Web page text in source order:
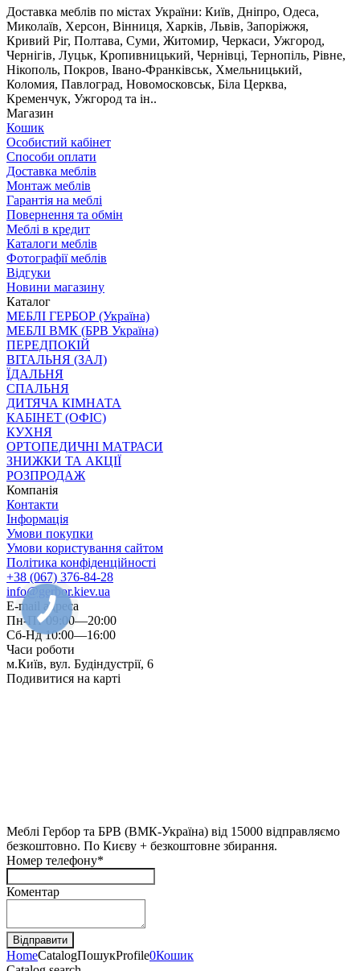
Доставка меблів по містах України: Київ, Дніпро, Одеса,
Миколаїв, Херсон, Вінниця, Харків, Львів, Запоріжжя,
Кривий Ріг, Полтава, Суми, Житомир, Черкаси, Ужгород,
Чернігів, Луцьк, Кропивницький, Чернівці, Тернопіль, Рівне,
Нікополь, Покров, Івано-Франківськ, Хмельницький,
Коломия, Павлоград, Новомосковськ, Біла Церква,
Кременчук, Ужгород та ін..
Магазин
Кошик
Особистий кабінет
Способи оплати
Доставка меблів
Монтаж меблів
Гарантія на меблі
Повернення та обмін
Меблі в кредит
Каталоги меблів
Фотографії меблів
Відгуки
Новини магазину
Каталог
МЕБЛІ ГЕРБОР (Україна)
МЕБЛІ ВМК (БРВ Україна)
ПЕРЕДПОКІЙ
ВІТАЛЬНЯ (ЗАЛ)
ЇДАЛЬНЯ
СПАЛЬНЯ
ДИТЯЧА КІМНАТА
КАБІНЕТ (ОФІС)
КУХНЯ
ОРТОПЕДИЧНІ МАТРАСИ
ЗНИЖКИ ТА АКЦІЇ
РОЗПРОДАЖ
Компанія
Контакти
Інформація
Умови покупки
Умови користування сайтом
Політика конфіденційності
+38 (067) 376-84-28
info@gerbor.kiev.ua
E-mail адреса
Пн-Пт 09:00—20:00
Сб-Нд 10:00—16:00
Часи роботи
м.Київ, вул. Будіндустрії, 6
Подивитися на карті
Меблі Гербор та БРВ (ВМК-Україна) від 15000 відправляємо
безкоштовно. По Києву + безкоштовне збирання.
Номер телефону*
Коментар
HomeCatalogПошукProfile0Кошик